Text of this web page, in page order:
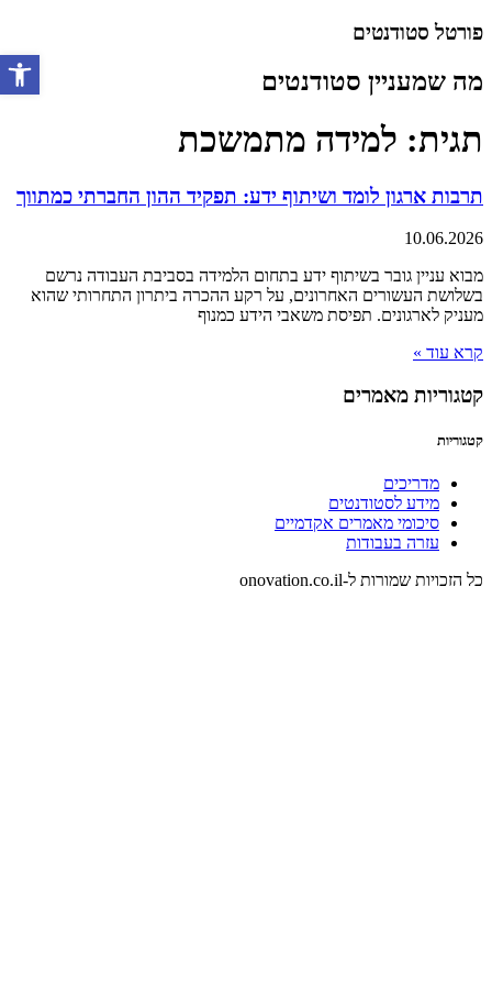
דלג
פורטל סטודנטים
מה שמעניין סטודנטים
תגית: למידה מתמשכת
תרבות ארגון לומד ושיתוף ידע: תפקיד ההון החברתי כמתווך
10.06.2026
מבוא עניין גובר בשיתוף ידע בתחום הלמידה בסביבת העבודה נרשם
בשלושת העשורים האחרונים, על רקע ההכרה ביתרון התחרותי שהוא
מעניק לארגונים. תפיסת משאבי הידע כמנוף
קרא עוד »
קטגוריות מאמרים
קטגוריות
מדריכים
מידע לסטודנטים
סיכומי מאמרים אקדמיים
עזרה בעבודות
כל הזכויות שמורות ל-onovation.co.il
פתח